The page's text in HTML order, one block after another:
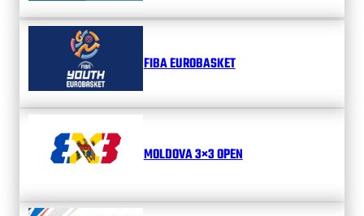
FIBA EUROBASKET
MOLDOVA 3×3 OPEN